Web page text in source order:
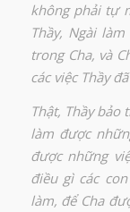
không phải tự
Thầy, Ngài
trong Cha, và
các việc Thầy
Thật, Thầy bảo
làm được
được những
điều gì các
làm, để Cha